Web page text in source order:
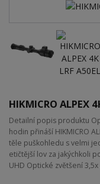
HIKMICRO ALPEX
Detailní popis produktu
hodin přináší HIKMICRO
těle puškohledu s velmi
etičtější lov za jakýchkoli
UHD Optické zvětšení 3,5x